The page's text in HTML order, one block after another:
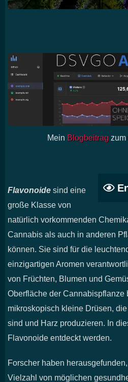
Mein Blogbeitrag zum
Flavonoide sind eine
große Klasse von
natürlich vorkommenden
Cannabis als auch in anderen
können. Sie sind für die
einzigartigen Aromen
von Früchten, Blumen und
Oberfläche der
mikroskopisch kleine Drüsen,
sind und Harz produzieren. In
Flavonoide entdeckt werden.
Forscher haben
Vielzahl von möglichen